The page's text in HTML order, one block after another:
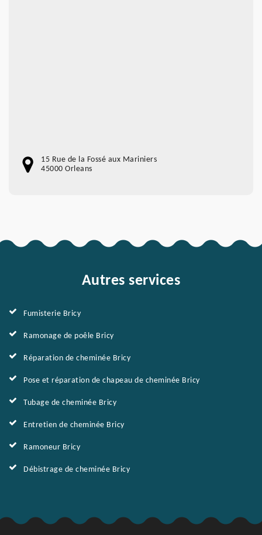
15 Rue de la Fossé aux Mariniers
45000 Orleans
Autres services
Fumisterie Bricy
Ramonage de poêle Bricy
Réparation de cheminée Bricy
Pose et réparation de chapeau de cheminée Bricy
Tubage de cheminée Bricy
Entretien de cheminée Bricy
Ramoneur Bricy
Débistrage de cheminée Bricy